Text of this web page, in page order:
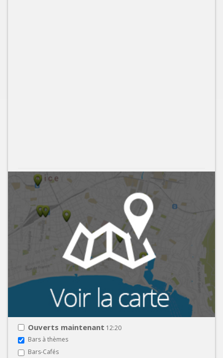
Ouverts maintenant 12:20
Bars à thèmes
Bars-Cafés